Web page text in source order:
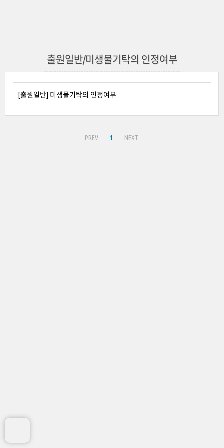
출원일반/미생물기탁의 인정여부
[출원일반] 미생물기탁의 인정여부
PREV 1 NEXT